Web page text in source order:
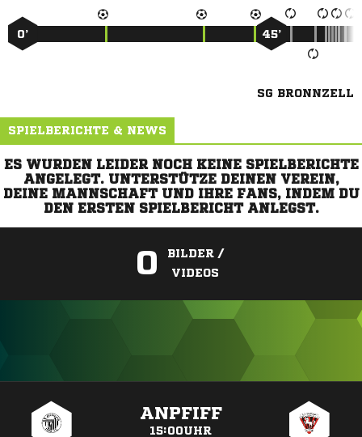
0’ 45’
SG BRONNZELL
SPIELBERICHTE & NEWS
ES WURDEN LEIDER NOCH KEINE SPIELBERICHTE
ANGELEGT. UNTERSTÜTZE DEINEN VEREIN,
DEINE MANNSCHAFT UND IHRE FANS, INDEM DU
DEN ERSTEN SPIELBERICHT ANLEGST.
0
BILDER /
VIDEOS
ANPFIFF
15:00UHR